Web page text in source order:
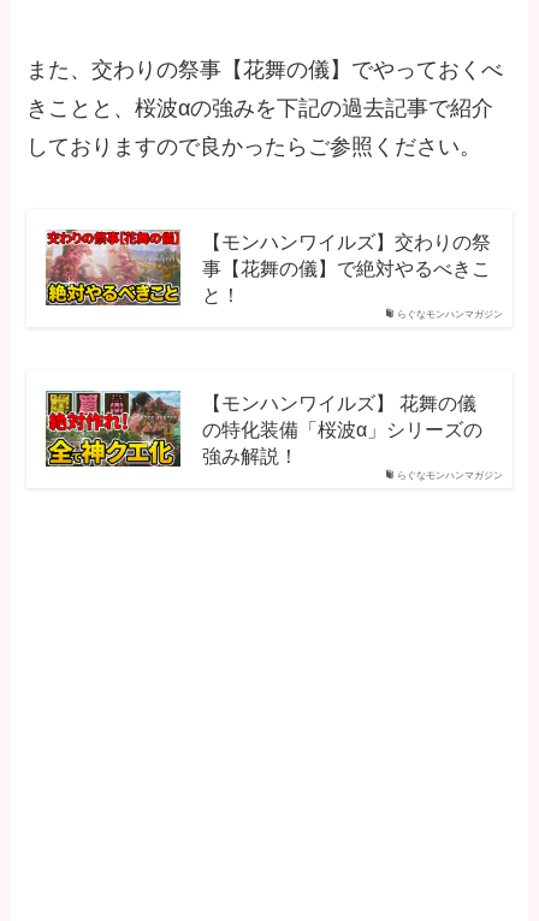
また、交わりの祭事【花舞の儀】でやっておくべ
きことと、桜波αの強みを下記の過去記事で紹介
しておりますので良かったらご参照ください。
らぐなモンハンマガジン
【モンハンワイルズ】交わりの祭
事【花舞の儀】で絶対やるべきこ
と！
らぐなモンハンマガジン
【モンハンワイルズ】 花舞の儀
の特化装備「桜波α」シリーズの
強み解説！